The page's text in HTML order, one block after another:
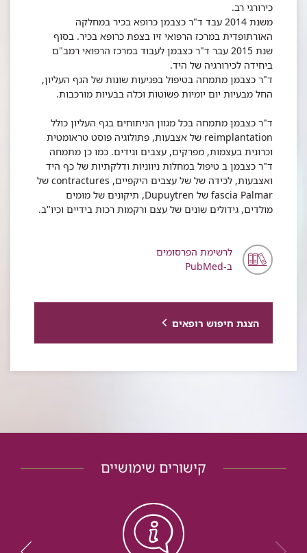
כירורגי רב.
משנת 2014 עבד ד"ר כצבמן כרופא בכיר במחלקה
האורתופדית במרכז הרפואי זיו בצפת כרופא בכיר. בסוף
שנת 2015 עבר ד"ר כצבמן לעבוד במרכז הרפואי רמב"ם
ביחידה לכירורגיה של היד.
ד"ר כצבמן מתמחה בטיפול בפגיעות שונות של הגף העליון,
החל מבעיות יום יומיות פשוטות וכלה בבעיות מורכבות.
ד"ר כצבמן מתמחה בכל מגוון הניתוחים בגף העליון כולל
reimplantation של אצבעות, פתולוגיה פוסט טראומטית
וכרונית בעצמות, מפרקים, עצבים וגידים. כמו כן מתמחה
ד"ר כצבמן ב טיפול במחלות ניווניות ודלקתיות של כף היד
ואצבעות, לכידה של של עצבים היקפיים, contractures של
fascia Palmar של Dupuytren, תיקונים של מומים
מולדים, גידולים שונים של עצם ורקמות רכות בידיים וכיו"ב.
לרשימת הפרסומים
ב-PubMed
הצגת חיפוש רופאים
קישורים שימושיים